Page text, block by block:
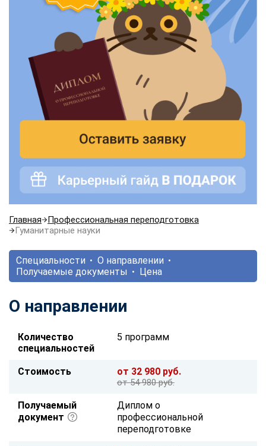
Главная
Профессиональная переподготовка
Гуманитарные науки
Специальности
О направлении
Получаемые документы
Цена
О направлении
Количество
специальностей
5 программ
Стоимость от 32 980 руб.
от 54 980 руб.
Получаемый
документ
Диплом о
профессиональной
переподготовке